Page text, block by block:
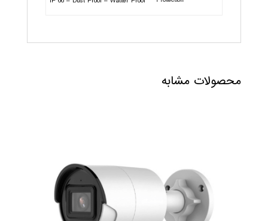
محصولات مشابه